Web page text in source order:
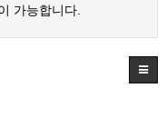
가능합니다.